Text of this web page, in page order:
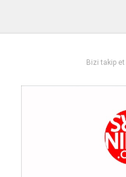
Bizi takip et